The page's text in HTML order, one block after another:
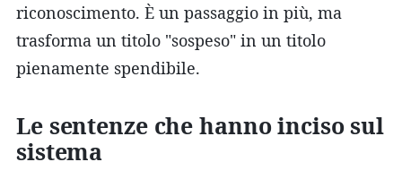
riconoscimento. È un passaggio in più, ma
trasforma un titolo "sospeso" in un titolo
pienamente spendibile.
Le sentenze che hanno inciso sul
sistema